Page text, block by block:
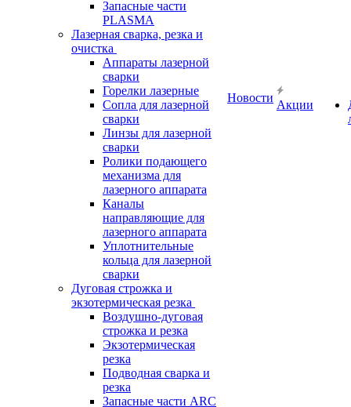
Запасные части
PLASMA
Лазерная сварка, резка и
очистка
Аппараты лазерной
сварки
Горелки лазерные
Сопла для лазерной
сварки
Линзы для лазерной
сварки
Ролики подающего
механизма для
лазерного аппарата
Каналы
направляющие для
лазерного аппарата
Уплотнительные
кольца для лазерной
сварки
Дуговая строжка и
экзотермическая резка
Воздушно-дуговая
строжка и резка
Экзотермическая
резка
Подводная сварка и
резка
Запасные части ARC
Новости
Акции